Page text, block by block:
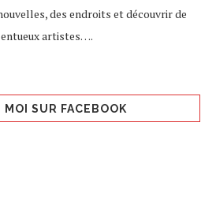
des endroits et découvrir de
artistes….
MOI SUR FACEBOOK